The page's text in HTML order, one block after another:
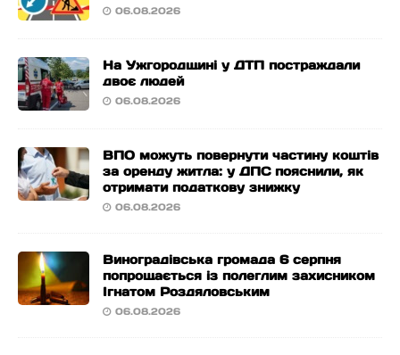
06.08.2026
На Ужгородщині у ДТП постраждали
двоє людей
06.08.2026
ВПО можуть повернути частину коштів
за оренду житла: у ДПС пояснили, як
отримати податкову знижку
06.08.2026
Виноградівська громада 6 серпня
попрощається із полеглим захисником
Ігнатом Роздяловським
06.08.2026